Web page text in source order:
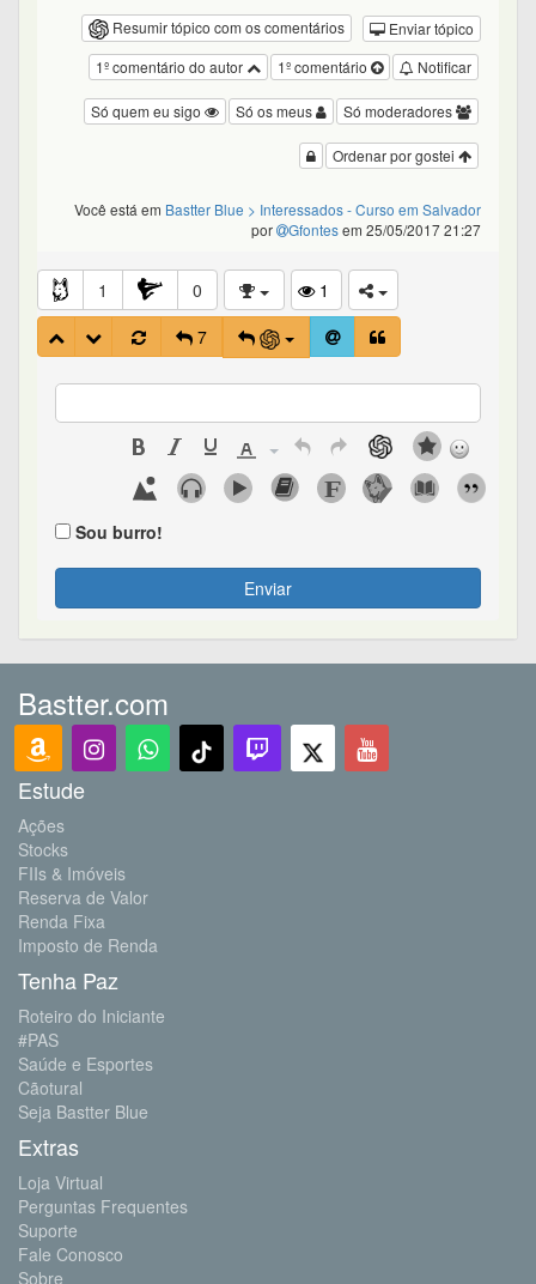
Resumir tópico com os comentários
Enviar tópico
Notificar
1º comentário
1º comentário do autor
Só moderadores
Só os meus
Só quem eu sigo
Ordenar por gostei
Você está em Bastter Blue > Interessados - Curso em Salvador
por
Gfontesem 25/05/2017 21:27
1 0
1
7
Sou burro!
Enviar
Bastter.com
Estude
Ações
Stocks
FIIs & Imóveis
Reserva de Valor
Renda Fixa
Imposto de Renda
Tenha Paz
Roteiro do Iniciante
#PAS
Saúde e Esportes
Cãotural
Seja Bastter Blue
Extras
Loja Virtual
Perguntas Frequentes
Suporte
Fale Conosco
Sobre